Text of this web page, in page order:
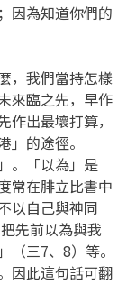
因為知道你們的
，我們當持怎樣
來臨之先，早作
出最壞打算，
的途徑。
。「以為」是
常在腓立比書中
以自己與神同
先前以為與我
三7、8）等。
因此這句話可翻